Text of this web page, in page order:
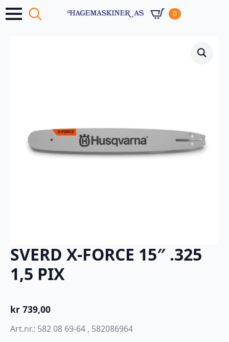
0
SVERD X-FORCE 15″ .325
1,5 PIX
kr 739,00
Art.nr.: 582 08 69-64 , 582086964